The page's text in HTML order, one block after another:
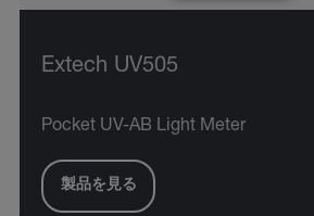
Extech UV505
Pocket UV-AB Light Meter
製品を見る